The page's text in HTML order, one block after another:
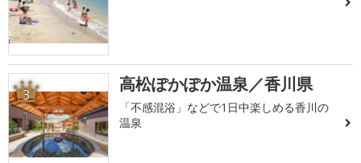
3 高松ぽかぽか温泉／香川県
「不感混浴」などで1日中楽しめる香川の
温泉